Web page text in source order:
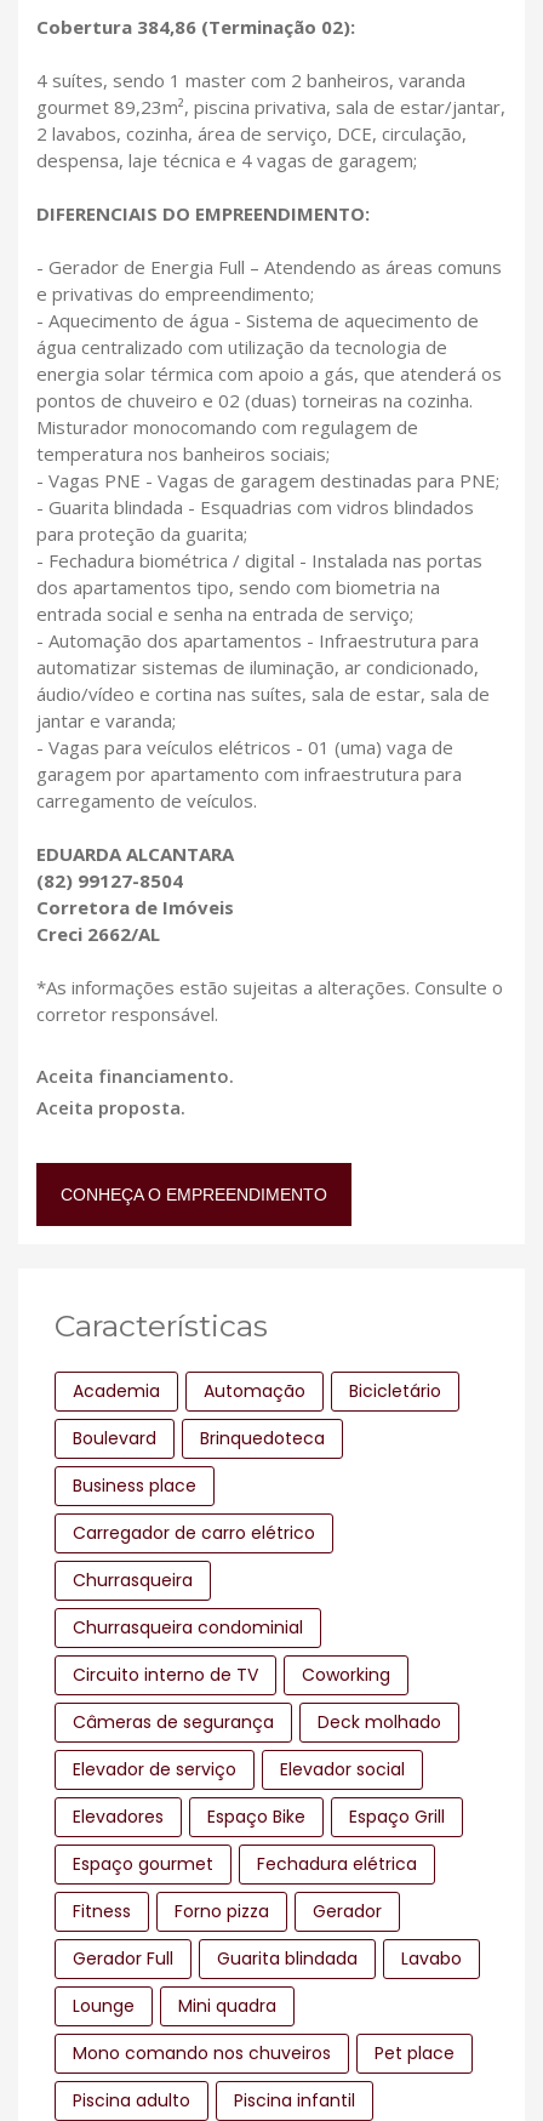
Cobertura 384,86 (Terminação 02):
4 suítes, sendo 1 master com 2 banheiros, varanda
gourmet 89,23m², piscina privativa, sala de estar/jantar,
2 lavabos, cozinha, área de serviço, DCE, circulação,
despensa, laje técnica e 4 vagas de garagem;
DIFERENCIAIS DO EMPREENDIMENTO:
- Gerador de Energia Full – Atendendo as áreas comuns
e privativas do empreendimento;
- Aquecimento de água - Sistema de aquecimento de
água centralizado com utilização da tecnologia de
energia solar térmica com apoio a gás, que atenderá os
pontos de chuveiro e 02 (duas) torneiras na cozinha.
Misturador monocomando com regulagem de
temperatura nos banheiros sociais;
- Vagas PNE - Vagas de garagem destinadas para PNE;
- Guarita blindada - Esquadrias com vidros blindados
para proteção da guarita;
- Fechadura biométrica / digital - Instalada nas portas
dos apartamentos tipo, sendo com biometria na
entrada social e senha na entrada de serviço;
- Automação dos apartamentos - Infraestrutura para
automatizar sistemas de iluminação, ar condicionado,
áudio/vídeo e cortina nas suítes, sala de estar, sala de
jantar e varanda;
- Vagas para veículos elétricos - 01 (uma) vaga de
garagem por apartamento com infraestrutura para
carregamento de veículos.
EDUARDA ALCANTARA
(82) 99127-8504
Corretora de Imóveis
Creci 2662/AL
*As informações estão sujeitas a alterações. Consulte o
corretor responsável.
Aceita financiamento.
Aceita proposta.
CONHEÇA O EMPREENDIMENTO
Características
Academia Automação
Bicicletário
Boulevard
Brinquedoteca
Business place
Carregador de carro elétrico
Churrasqueira
Churrasqueira condominial
Circuito interno de TV
Coworking
Câmeras de segurança
Deck molhado
Elevador de serviço
Elevador social
Elevadores
Espaço Bike
Espaço Grill
Espaço gourmet
Fechadura elétrica
Fitness
Forno pizza
Gerador
Gerador Full
Guarita blindada
Lavabo
Lounge
Mini quadra
Mono comando nos chuveiros
Pet place
Piscina adulto
Piscina infantil